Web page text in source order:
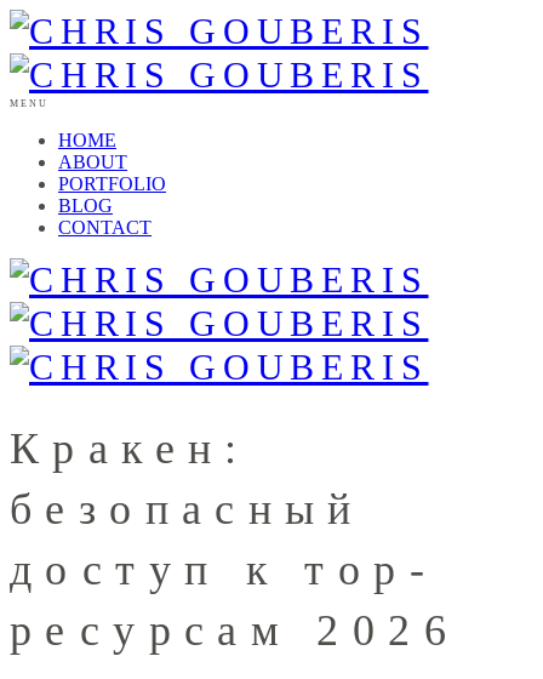
MENU
HOME
ABOUT
PORTFOLIO
BLOG
CONTACT
Кракен:
безопасный
доступ к тор-
ресурсам 2026